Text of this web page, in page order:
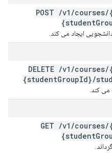
POST /v1 /courses/
{student
ایجاد می کند.
DELETE /v1 /courses/
{studentGroupId}/
کند.
GET /v1 /courses/
{student